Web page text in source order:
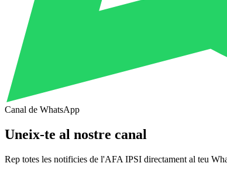
Canal de WhatsApp
Uneix-te al nostre canal
Rep totes les notificies de l'AFA IPSI directament al teu